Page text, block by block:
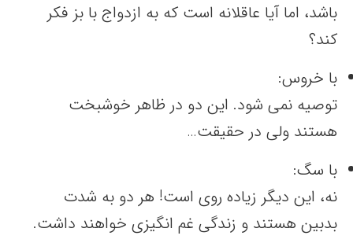
باشد، اما آیا عاقلانه است که به ازدواج با بز فکر
کند؟
با خروس:
توصیه نمی شود. این دو در ظاهر خوشبخت
هستند ولی در حقیقت…
با سگ:
نه، این دیگر زیاده روی است! هر دو به شدت
بدبین هستند و زندگی غم انگیزی خواهند داشت.